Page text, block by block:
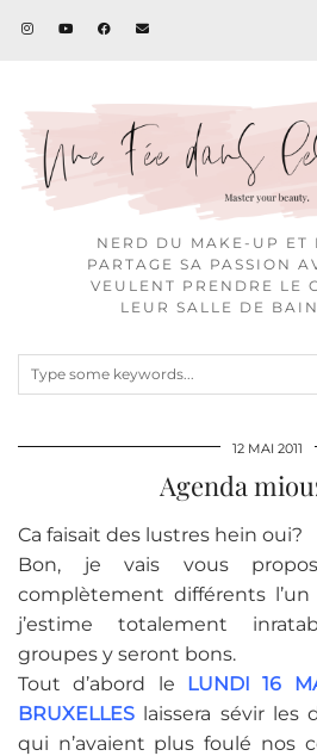
NERD DU MAKE-UP ET
PARTAGE SA PASSION
VEULENT PRENDRE LE
LEUR SALLE DE
12 MAI 2011
Agenda
Ca faisait des lustres hein oui?
Bon, je vais vous
complètement différents
j’estime totalement
groupes y seront bons.
Tout d’abord le LUNDI 16
BRUXELLES laissera sévir les
qui n’avaient plus foulé nos